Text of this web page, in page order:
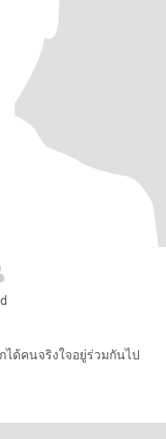
ด้คนจริงใจอยู่ร่วมกันไป